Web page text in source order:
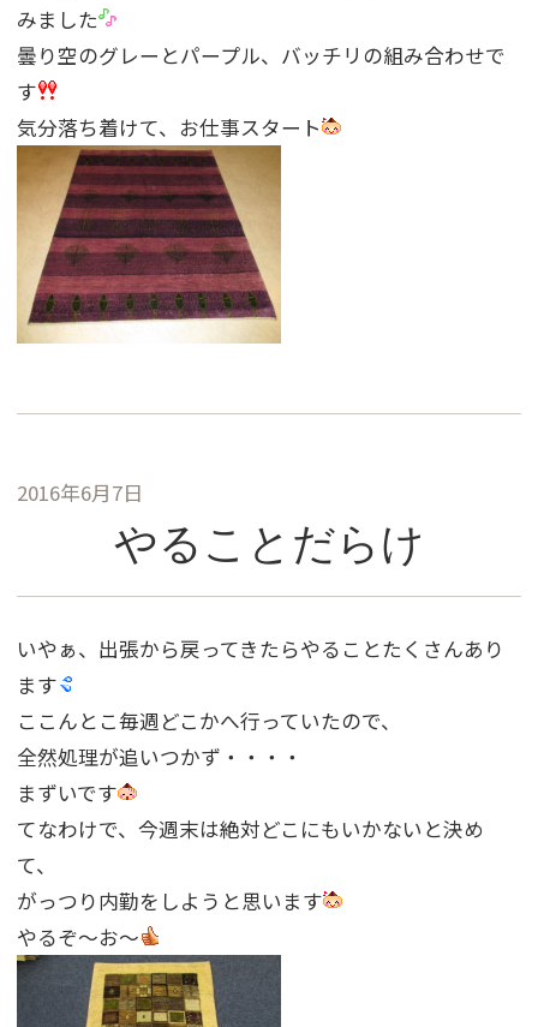
みました
曇り空のグレーとパープル、バッチリの組み合わせで
す
気分落ち着けて、お仕事スタート
2016年6月7日
やることだらけ
いやぁ、出張から戻ってきたらやることたくさんあり
ます
ここんとこ毎週どこかへ行っていたので、
全然処理が追いつかず・・・・
まずいです
てなわけで、今週末は絶対どこにもいかないと決め
て、
がっつり内勤をしようと思います
やるぞ〜お〜